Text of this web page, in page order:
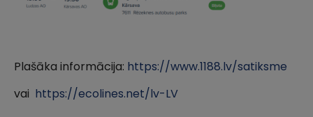
Plašāka informācija: https://www.1188.lv/satiksme
vai https://ecolines.net/lv-LV